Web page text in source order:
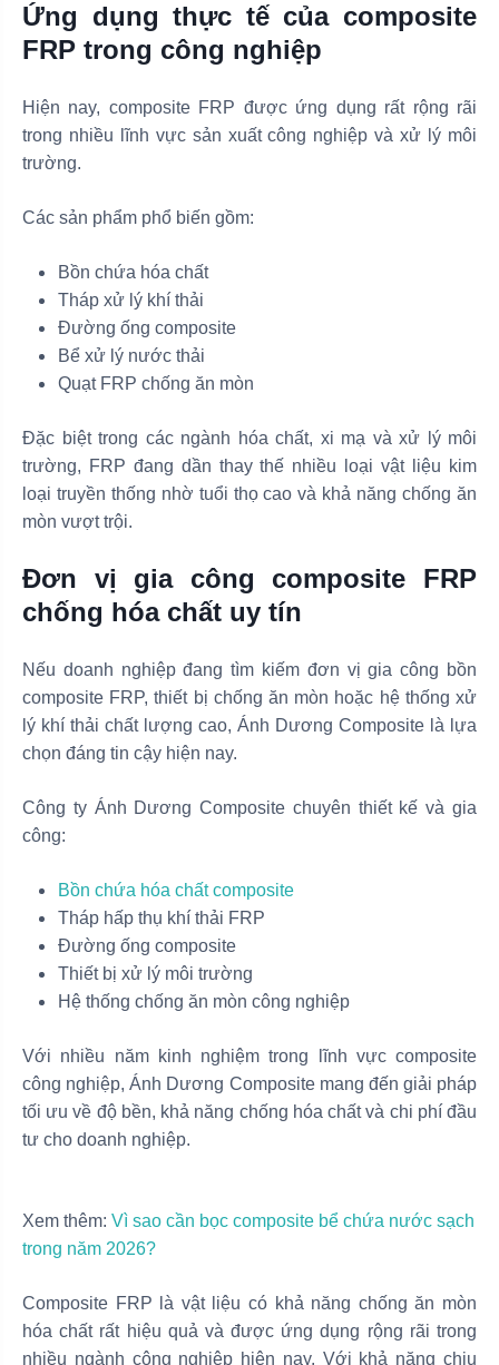
Ứng dụng thực tế của composite
FRP trong công nghiệp
Hiện nay, composite FRP được ứng dụng rất rộng rãi
trong nhiều lĩnh vực sản xuất công nghiệp và xử lý môi
trường.
Các sản phẩm phổ biến gồm:
Bồn chứa hóa chất
Tháp xử lý khí thải
Đường ống composite
Bể xử lý nước thải
Quạt FRP chống ăn mòn
Đặc biệt trong các ngành hóa chất, xi mạ và xử lý môi
trường, FRP đang dần thay thế nhiều loại vật liệu kim
loại truyền thống nhờ tuổi thọ cao và khả năng chống ăn
mòn vượt trội.
Đơn vị gia công composite FRP
chống hóa chất uy tín
Nếu doanh nghiệp đang tìm kiếm đơn vị gia công bồn
composite FRP, thiết bị chống ăn mòn hoặc hệ thống xử
lý khí thải chất lượng cao, Ánh Dương Composite là lựa
chọn đáng tin cậy hiện nay.
Công ty Ánh Dương Composite chuyên thiết kế và gia
công:
Bồn chứa hóa chất composite
Tháp hấp thụ khí thải FRP
Đường ống composite
Thiết bị xử lý môi trường
Hệ thống chống ăn mòn công nghiệp
Với nhiều năm kinh nghiệm trong lĩnh vực composite
công nghiệp, Ánh Dương Composite mang đến giải pháp
tối ưu về độ bền, khả năng chống hóa chất và chi phí đầu
tư cho doanh nghiệp.
Xem thêm: Vì sao cần bọc composite bể chứa nước sạch
trong năm 2026?
Composite FRP là vật liệu có khả năng chống ăn mòn
hóa chất rất hiệu quả và được ứng dụng rộng rãi trong
nhiều ngành công nghiệp hiện nay. Với khả năng chịu